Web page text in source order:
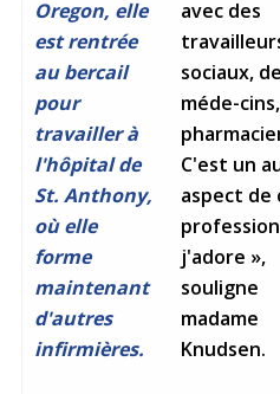
Visages de la santé
Pinos Mpiana
Allison Chaytor
Maurice Nzoyamara
Lee Trowbridge
Randy Follet
Skye Fisher
Programmes et
provincial
Ressources
communication en santé
Oregon, elle
est rentrée
au bercail
pour
travailler à
l'hôpital de
St. Anthony,
où elle
forme
maintenant
d'autres
infirmières.
avec des
sociaux,
méde-
C'est un
aspect
j'adore »,
souligne
madame
Knudsen.